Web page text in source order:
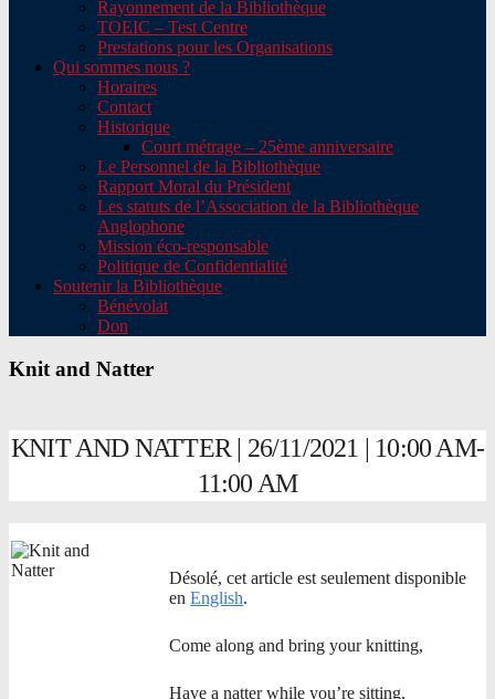
Rayonnement de la Bibliothèque
TOEIC – Test Centre
Prestations pour les Organisations
Qui sommes nous ?
Horaires
Contact
Historique
Court métrage – 25ème anniversaire
Le Personnel de la Bibliothèque
Rapport Moral du Président
Les statuts de l’Association de la Bibliothèque
Anglophone
Mission éco-responsable
Politique de Confidentialité
Soutenir la Bibliothèque
Bénévolat
Don
Knit and Natter
KNIT AND NATTER | 26/11/2021 | 10:00 AM-
11:00 AM
Désolé, cet article est seulement disponible
enEnglish.
Come along and bring your knitting,
Have a natter while you’re sitting,